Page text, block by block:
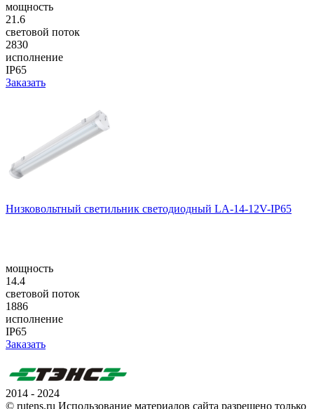
мощность
21.6
световой поток
2830
исполнение
IP65
Заказать
Низковольтный светильник светодиодный LA-14-12V-IP65
мощность
14.4
световой поток
1886
исполнение
IP65
Заказать
2014 - 2024
© rutens.ru Использование материалов сайта разрешено только